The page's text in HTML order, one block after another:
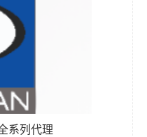
系列代理